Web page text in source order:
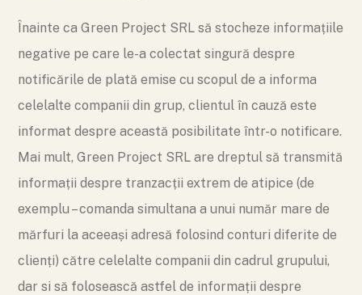
Înainte ca Green Project SRL să stocheze informațiile
negative pe care le-a colectat singură despre
notificările de plată emise cu scopul de a informa
celelalte companii din grup, clientul în cauză este
informat despre această posibilitate într-o notificare.
Mai mult, Green Project SRL are dreptul să transmită
informații despre tranzacții extrem de atipice (de
exemplu – comanda simultana a unui număr mare de
mărfuri la aceeași adresă folosind conturi diferite de
clienți) către celelalte companii din cadrul grupului,
dar si să folosească astfel de informații despre